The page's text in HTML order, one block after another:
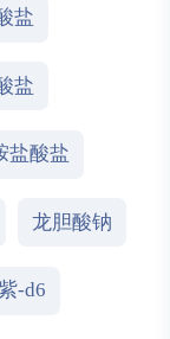
盐
盐
盐酸盐
龙胆酸钠
-d6